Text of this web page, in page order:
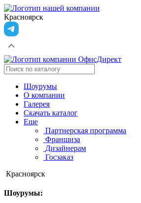
Красноярск
Шоурумы
О компании
Галерея
Скачать каталог
Еще
Партнерская программа
Франшиза
Дизайнерам
Госзаказ
Красноярск
Шоурумы: